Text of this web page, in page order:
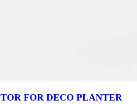
FOR DECO PLANTER